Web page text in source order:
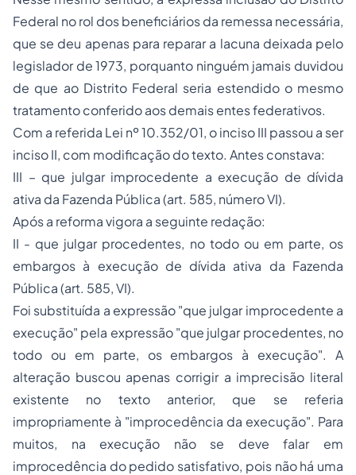
Federal no rol dos beneficiários da remessa necessária,
que se deu apenas para reparar a lacuna deixada pelo
legislador de 1973, porquanto ninguém jamais duvidou
de que ao Distrito Federal seria estendido o mesmo
tratamento conferido aos demais entes federativos.
Com a referida Lei nº 10.352/01, o inciso III passou a ser
inciso II, com modificação do texto. Antes constava:
III – que julgar improcedente a execução de dívida
ativa da Fazenda Pública (art. 585, número VI).
Após a reforma vigora a seguinte redação:
II - que julgar procedentes, no todo ou em parte, os
embargos à execução de dívida ativa da Fazenda
Pública (art. 585, VI).
Foi substituída a expressão "que julgar improcedente a
execução" pela expressão "que julgar procedentes, no
todo ou em parte, os embargos à execução". A
alteração buscou apenas corrigir a imprecisão literal
existente no texto anterior, que se referia
impropriamente à "improcedência da execução". Para
muitos, na execução não se deve falar em
improcedência do pedido satisfativo, pois não há uma